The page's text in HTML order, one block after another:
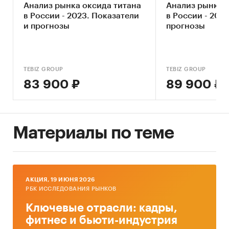
Категории: Промышленность /
Механическая обработка металла
Анализ рынка оксида титана
в России - 2023. Показатели
и прогнозы
TEBIZ GROUP
83 900 ₽
Анализ рынка
в России -
прогнозы
TEBIZ GROUP
89 900 ₽
Материалы по теме
AКЦИЯ, 19 ИЮНЯ 2026
РБК ИССЛЕДОВАНИЯ РЫНКОВ
Ключевые отрасли: кадры,
фитнес и бьюти-индустрия